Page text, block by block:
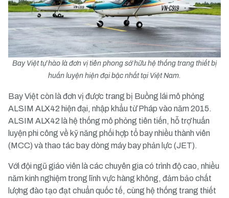
Bay Việt tự hào là đơn vị tiên phong sở hữu hệ thống trang thiết bị
huấn luyện hiện đại bậc nhất tại Việt Nam.
Bay Việt còn là đơn vị được trang bị Buồng lái mô phỏng
ALSIM ALX42 hiện đại, nhập khẩu từ Pháp vào năm 2015.
ALSIM ALX42 là hệ thống mô phỏng tiên tiến, hỗ trợ huấn
luyện phi công về kỹ năng phối hợp tổ bay nhiều thành viên
(MCC) và thao tác bay dòng máy bay phản lực (JET).
Với đội ngũ giáo viên là các chuyên gia có trình độ cao, nhiều
năm kinh nghiệm trong lĩnh vực hàng không, đảm bảo chất
lượng đào tạo đạt chuẩn quốc tế, cùng hệ thống trang thiết